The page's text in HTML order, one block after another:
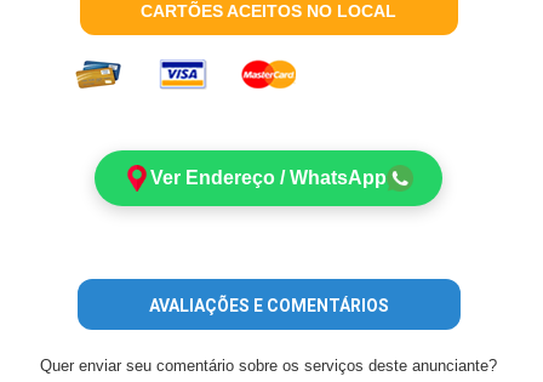
CARTÕES ACEITOS NO LOCAL
Ver Endereço / WhatsApp
AVALIAÇÕES E COMENTÁRIOS
Quer enviar seu comentário sobre os serviços deste anunciante?